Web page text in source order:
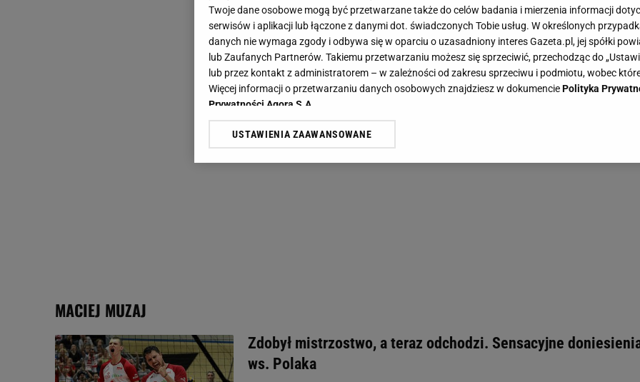
MACIEJ MUZAJ
Zdobył mistrzostwo, a teraz odchodzi. Sensacyjne
ws. Polaka
Twoje dane osobowe mogą być przetwarzane także do celów badania i mierzenia informacji
serwisów i aplikacji lub łączone z danymi dot. świadczonych Tobie usług. W określonych
danych nie wymaga zgody i odbywa się w oparciu o uzasadniony interes Gazeta.pl, jej spółki
lub Zaufanych Partnerów. Takiemu przetwarzaniu możesz się sprzeciwić, przechodząc do
lub przez kontakt z administratorem – w zależności od zakresu sprzeciwu i podmiotu, wobec
Więcej informacji o przetwarzaniu danych osobowych znajdziesz w dokumenciePolityka
Prywatności Agora S.A.
Klikając „Akceptuję” wyrażasz też zgodę na zainstalowanie i przechowywanie plików cookie
Zaufanych Partnerów i Agora S.A. na Twoim urządzeniu końcowym. Możesz w każdej chwili
USTAWIENIA ZAAWANSOWANE